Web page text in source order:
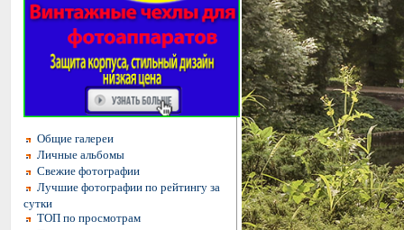
Общие галереи
Личные альбомы
Свежие фотографии
Лучшие фотографии по рейтингу за
сутки
ТОП по просмотрам